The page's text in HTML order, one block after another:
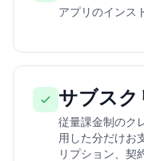
アプリのインス
サブス
従量課金制のク
用した分だけお
リプション、契